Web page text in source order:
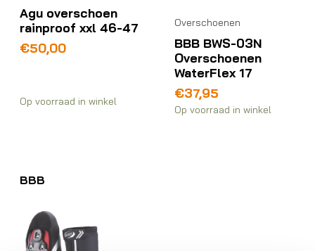
Agu overschoen
rainproof xxl 46-47
€50,00
Op voorraad in winkel
Overschoenen
BBB BWS-03N
Overschoenen
WaterFlex 17
€37,95
Op voorraad in winkel
BBB